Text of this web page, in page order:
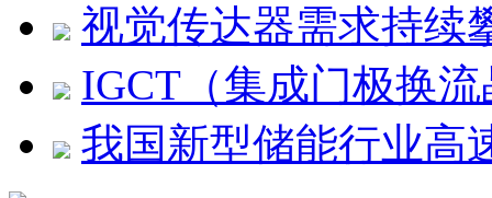
视觉传达器需求持续
IGCT（集成门极换
我国新型储能行业高